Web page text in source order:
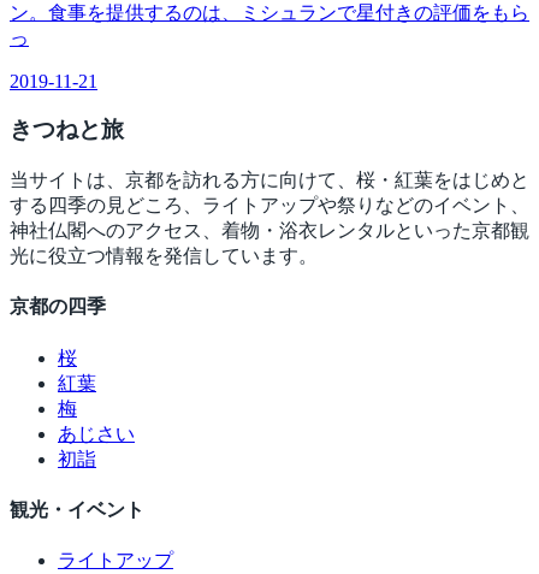
ン。食事を提供するのは、ミシュランで星付きの評価をもら
っ
2019-11-21
きつねと旅
当サイトは、京都を訪れる方に向けて、桜・紅葉をはじめと
する四季の見どころ、ライトアップや祭りなどのイベント、
神社仏閣へのアクセス、着物・浴衣レンタルといった京都観
光に役立つ情報を発信しています。
京都の四季
桜
紅葉
梅
あじさい
初詣
観光・イベント
ライトアップ